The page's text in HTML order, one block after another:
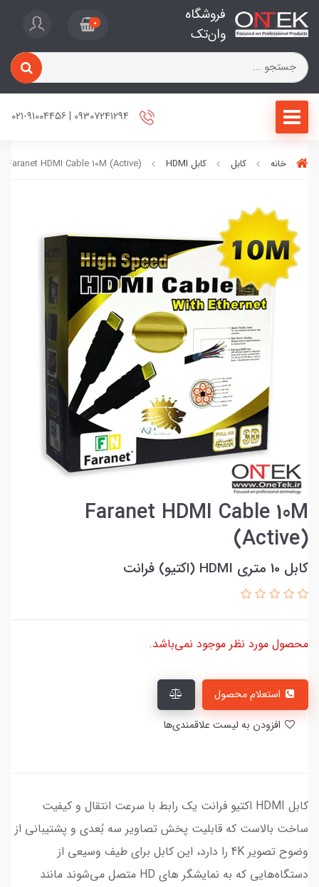
فروشگاه
وان‌تک
0
خانه کابل کابل HDMI Faranet HDMI Cable 10M (Active)
Faranet HDMI Cable 10M
(Active)
کابل 10 متری HDMI (اکتیو) فرانت
محصول مورد نظر موجود نمی‌باشد.
کابل HDMI اکتیو فرانت یک رابط با سرعت انتقال و کیفیت
ساخت بالاست که قابلیت پخش تصاویر سه بُعدی و پشتیبانی از
وضوح تصویر 4K را دارد، این کابل برای طیف وسیعی از
دستگاه‌هایی که به نمایشگر های HD متصل می‌شوند مانند